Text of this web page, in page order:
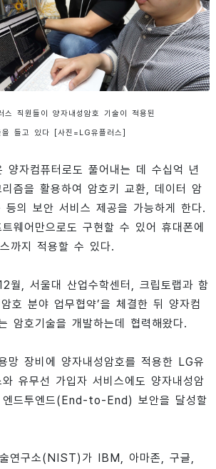
직원들이 양자내성암호 기술이 적용된
을 들고 있다 [사진=LG유플러스]
양자컴퓨터로도 풀어내는 데 수십억 년
즘을 활용하여 암호키 교환, 데이터 암
등의 보안 서비스 제공을 가능하게 한다.
웨어만으로도 구현할 수 있어 휴대폰에
까지 적용할 수 있다.
월, 서울대 산업수학센터, 크립토랩과 함
호 분야 업무협약’을 체결한 뒤 양자컴
암호기술을 개발하는데 협력해왔다.
망 장비에 양자내성암호를 적용한 LG유
유무선 가입자 서비스에도 양자내성암
엔드투엔드(End-to-End) 보안을 달성할
연구소(NIST)가 IBM, 아마존, 구글,